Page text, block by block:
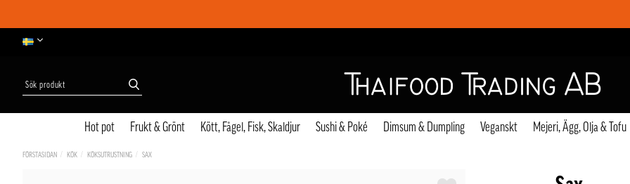
Hot pot Frukt & Grönt Kött, Fågel, Fisk, Skaldjur Sushi & Poké Dimsum & Dumpling Veganskt Mejeri, Ägg, Olja & Tofu
FÖRSTASIDAN KÖK KÖKSUTRUSTNING SAX